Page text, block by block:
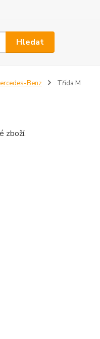
Hledat
Benz Třída M
zboží.